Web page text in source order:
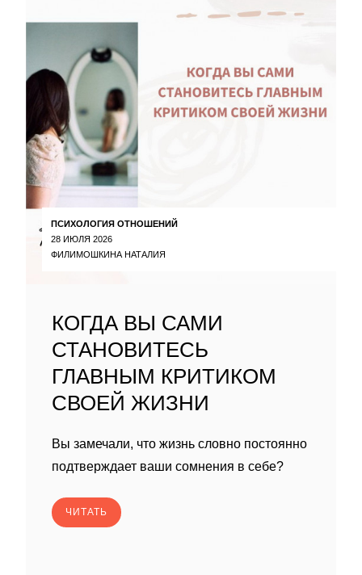
ПСИХОЛОГИЯ ОТНОШЕНИЙ
28 ИЮЛЯ 2026
ФИЛИМОШКИНА НАТАЛИЯ
КОГДА ВЫ САМИ
СТАНОВИТЕСЬ
ГЛАВНЫМ КРИТИКОМ
СВОЕЙ ЖИЗНИ
Вы замечали, что жизнь словно постоянно
подтверждает ваши сомнения в себе?
ЧИТАТЬ